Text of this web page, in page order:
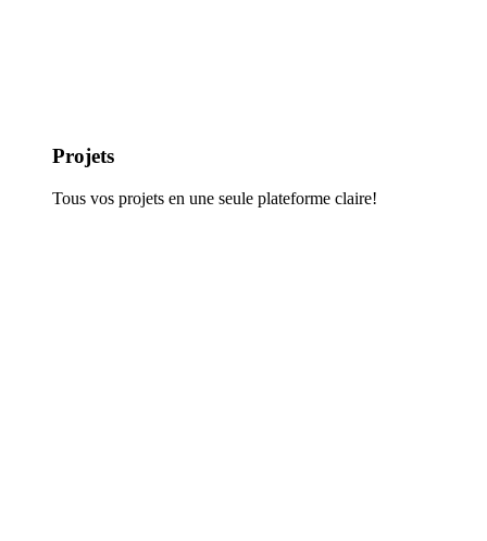
Projets
Tous vos projets en une seule plateforme claire!